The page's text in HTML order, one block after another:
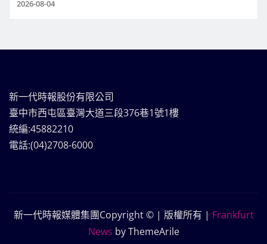
2026-08-04
新一代時報股份有限公司
臺中市西屯區臺灣大道三段376巷1號1樓
統編:45882210
電話:(04)2708-6000
新一代時報媒體集團Copyright © | 版權所有 | Frankfurt
News by ThemeArile